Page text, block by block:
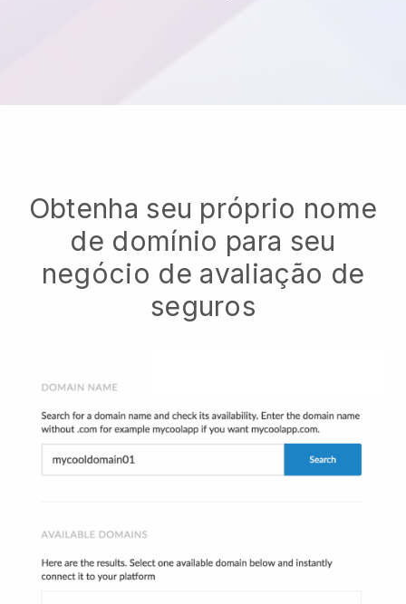
Obtenha seu próprio nome
de domínio para seu
negócio de avaliação de
seguros